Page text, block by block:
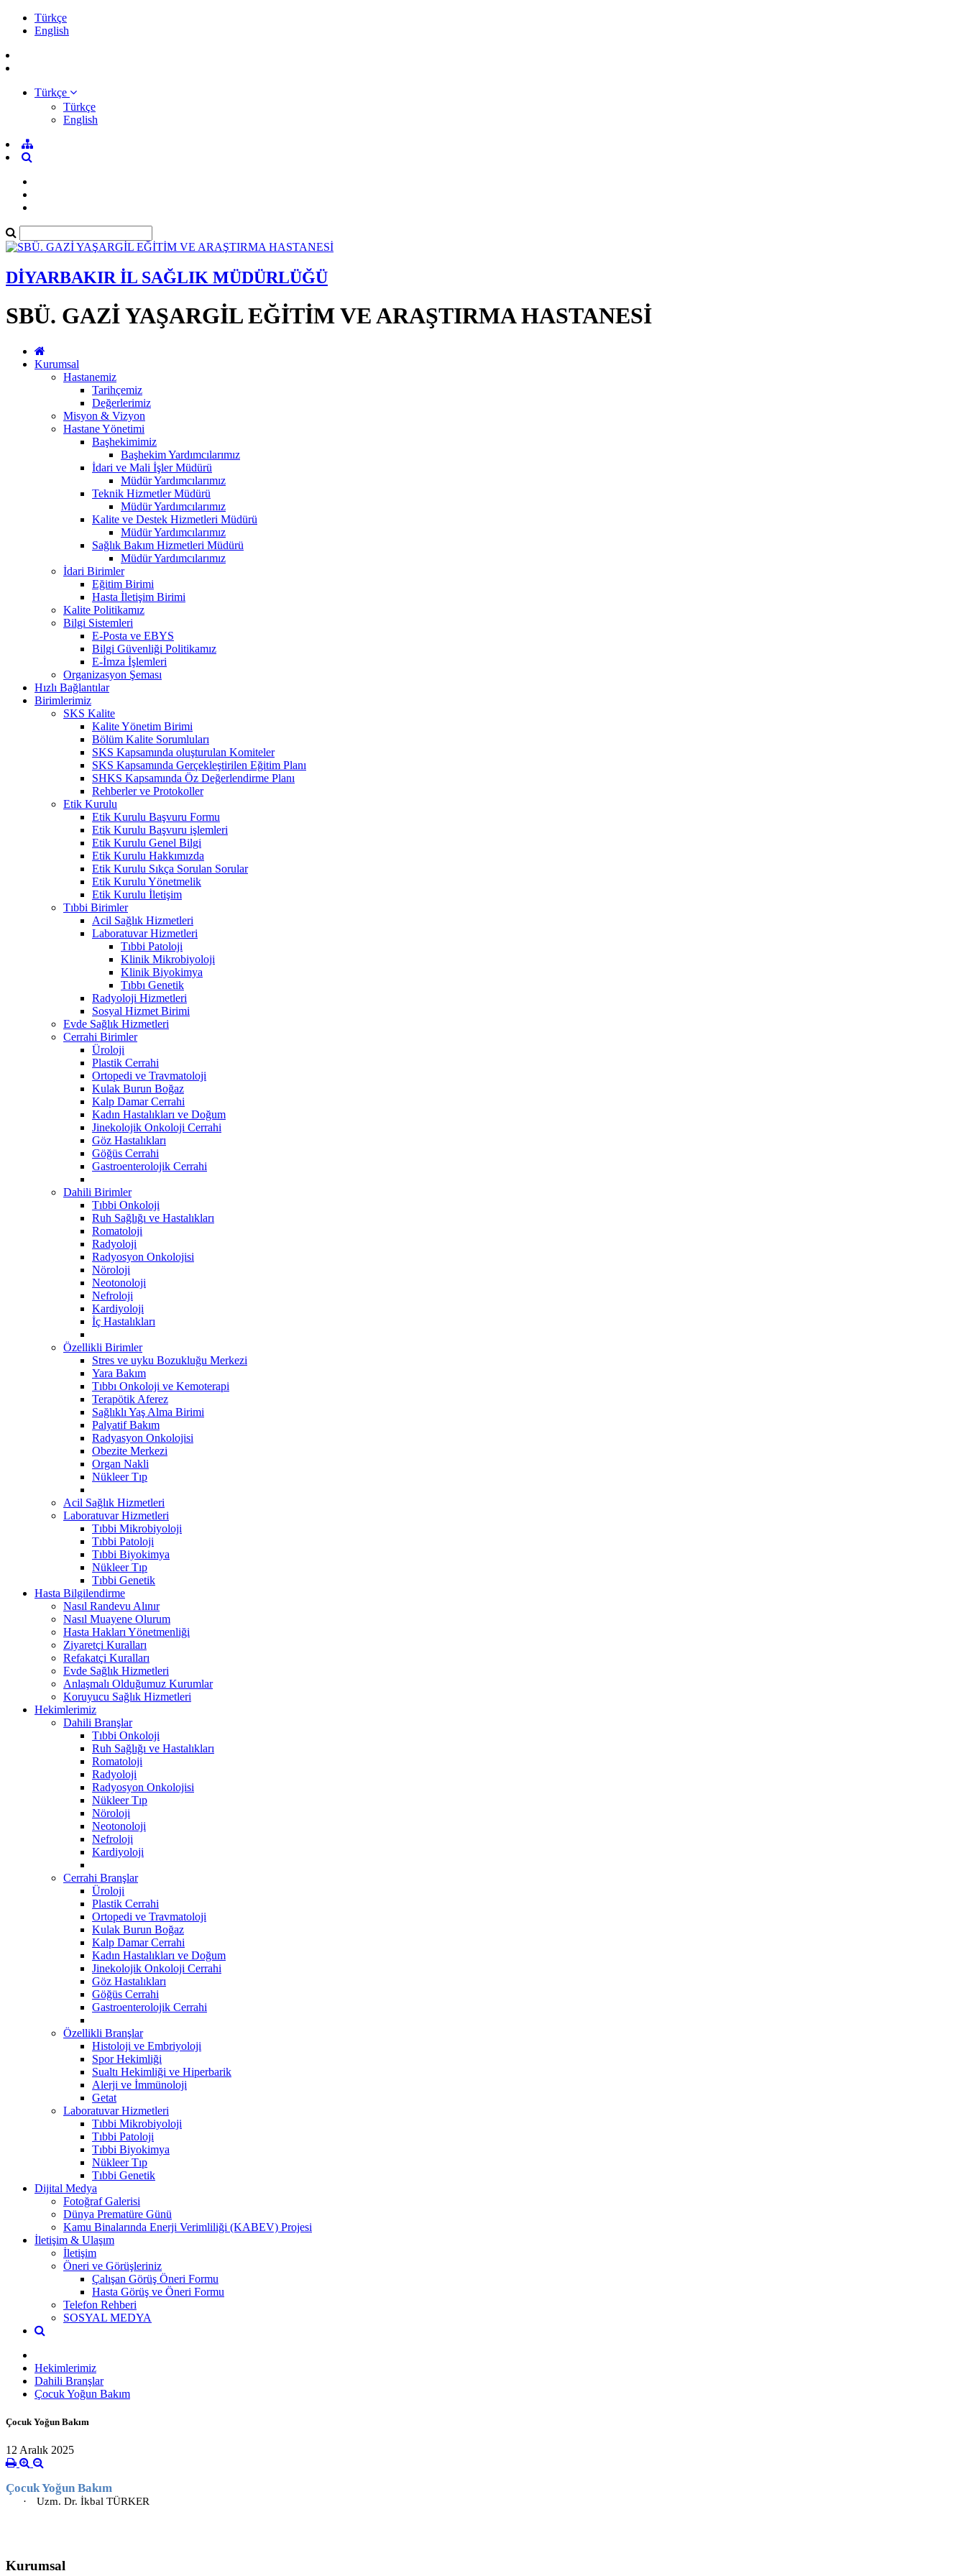
Türkçe
English
Türkçe
Türkçe
English
DİYARBAKIR İL SAĞLIK MÜDÜRLÜĞÜ
SBÜ. GAZİ YAŞARGİL EĞİTİM VE ARAŞTIRMA HASTANESİ
Kurumsal
Hastanemiz
Tarihçemiz
Değerlerimiz
Misyon & Vizyon
Hastane Yönetimi
Başhekimimiz
Başhekim Yardımcılarımız
İdari ve Mali İşler Müdürü
Müdür Yardımcılarımız
Teknik Hizmetler Müdürü
Müdür Yardımcılarımız
Kalite ve Destek Hizmetleri Müdürü
Müdür Yardımcılarımız
Sağlık Bakım Hizmetleri Müdürü
Müdür Yardımcılarımız
İdari Birimler
Eğitim Birimi
Hasta İletişim Birimi
Kalite Politikamız
Bilgi Sistemleri
E-Posta ve EBYS
Bilgi Güvenliği Politikamız
E-İmza İşlemleri
Organizasyon Şeması
Hızlı Bağlantılar
Birimlerimiz
SKS Kalite
Kalite Yönetim Birimi
Bölüm Kalite Sorumluları
SKS Kapsamında oluşturulan Komiteler
SKS Kapsamında Gerçekleştirilen Eğitim Planı
SHKS Kapsamında Öz Değerlendirme Planı
Rehberler ve Protokoller
Etik Kurulu
Etik Kurulu Başvuru Formu
Etik Kurulu Başvuru işlemleri
Etik Kurulu Genel Bilgi
Etik Kurulu Hakkımızda
Etik Kurulu Sıkça Sorulan Sorular
Etik Kurulu Yönetmelik
Etik Kurulu İletişim
Tıbbi Birimler
Acil Sağlık Hizmetleri
Laboratuvar Hizmetleri
Tıbbi Patoloji
Klinik Mikrobiyoloji
Klinik Biyokimya
Tıbbı Genetik
Radyoloji Hizmetleri
Sosyal Hizmet Birimi
Evde Sağlık Hizmetleri
Cerrahi Birimler
Üroloji
Plastik Cerrahi
Ortopedi ve Travmatoloji
Kulak Burun Boğaz
Kalp Damar Cerrahi
Kadın Hastalıkları ve Doğum
Jinekolojik Onkoloji Cerrahi
Göz Hastalıkları
Göğüs Cerrahi
Gastroenterolojik Cerrahi
Dahili Birimler
Tıbbi Onkoloji
Ruh Sağlığı ve Hastalıkları
Romatoloji
Radyoloji
Radyosyon Onkolojisi
Nöroloji
Neotonoloji
Nefroloji
Kardiyoloji
İç Hastalıkları
Özellikli Birimler
Stres ve uyku Bozukluğu Merkezi
Yara Bakım
Tıbbı Onkoloji ve Kemoterapi
Terapötik Aferez
Sağlıklı Yaş Alma Birimi
Palyatif Bakım
Radyasyon Onkolojisi
Obezite Merkezi
Organ Nakli
Nükleer Tıp
Acil Sağlık Hizmetleri
Laboratuvar Hizmetleri
Tıbbi Mikrobiyoloji
Tıbbi Patoloji
Tıbbi Biyokimya
Nükleer Tıp
Tıbbi Genetik
Hasta Bilgilendirme
Nasıl Randevu Alınır
Nasıl Muayene Olurum
Hasta Hakları Yönetmenliği
Ziyaretçi Kuralları
Refakatçi Kuralları
Evde Sağlık Hizmetleri
Anlaşmalı Olduğumuz Kurumlar
Koruyucu Sağlık Hizmetleri
Hekimlerimiz
Dahili Branşlar
Tıbbi Onkoloji
Ruh Sağlığı ve Hastalıkları
Romatoloji
Radyoloji
Radyosyon Onkolojisi
Nükleer Tıp
Nöroloji
Neotonoloji
Nefroloji
Kardiyoloji
Cerrahi Branşlar
Üroloji
Plastik Cerrahi
Ortopedi ve Travmatoloji
Kulak Burun Boğaz
Kalp Damar Cerrahi
Kadın Hastalıkları ve Doğum
Jinekolojik Onkoloji Cerrahi
Göz Hastalıkları
Göğüs Cerrahi
Gastroenterolojik Cerrahi
Özellikli Branşlar
Histoloji ve Embriyoloji
Spor Hekimliği
Sualtı Hekimliği ve Hiperbarik
Alerji ve İmmünoloji
Getat
Laboratuvar Hizmetleri
Tıbbi Mikrobiyoloji
Tıbbi Patoloji
Tıbbi Biyokimya
Nükleer Tıp
Tıbbi Genetik
Dijital Medya
Fotoğraf Galerisi
Dünya Prematüre Günü
Kamu Binalarında Enerji Verimliliği (KABEV) Projesi
İletişim & Ulaşım
İletişim
Öneri ve Görüşleriniz
Çalışan Görüş Öneri Formu
Hasta Görüş ve Öneri Formu
Telefon Rehberi
SOSYAL MEDYA
Hekimlerimiz
Dahili Branşlar
Çocuk Yoğun Bakım
Çocuk Yoğun Bakım
12 Aralık 2025
Çocuk Yoğun Bakım
· Uzm. Dr. İkbal TÜRKER
Kurumsal